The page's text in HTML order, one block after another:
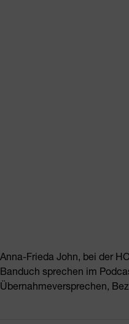
Anna-Frieda John, bei der
Banduch sprechen im
Übernahmeversprechen,